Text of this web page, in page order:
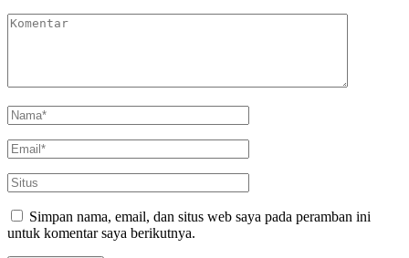
Simpan nama, email, dan situs web saya pada peramban ini
untuk komentar saya berikutnya.